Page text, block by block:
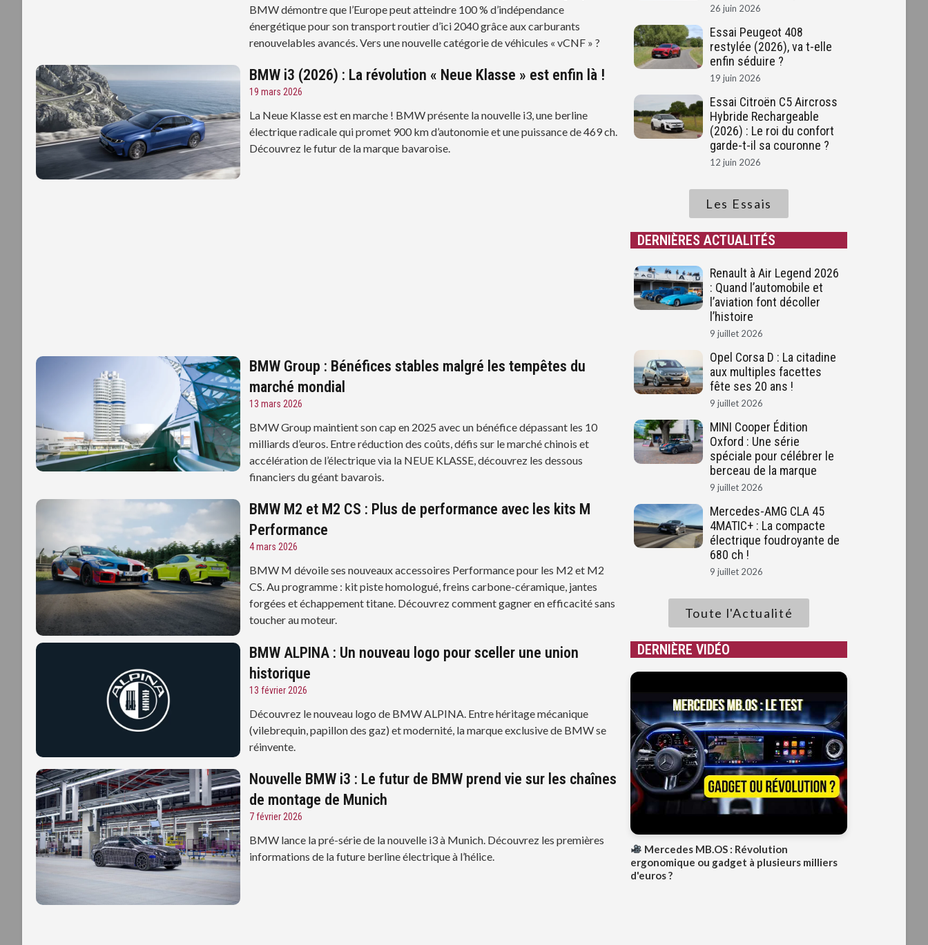
BMW démontre que l’Europe peut atteindre 100 % d’indépendance
énergétique pour son transport routier d’ici 2040 grâce aux carburants
renouvelables avancés. Vers une nouvelle catégorie de véhicules « vCNF » ?
BMW i3 (2026) : La révolution « Neue Klasse » est enfin là !
19 mars 2026
La Neue Klasse est en marche ! BMW présente la nouvelle i3, une berline
électrique radicale qui promet 900 km d’autonomie et une puissance de 469 ch.
Découvrez le futur de la marque bavaroise.
BMW Group : Bénéfices stables malgré les tempêtes du
marché mondial
13 mars 2026
BMW Group maintient son cap en 2025 avec un bénéfice dépassant les 10
milliards d’euros. Entre réduction des coûts, défis sur le marché chinois et
accélération de l’électrique via la NEUE KLASSE, découvrez les dessous
financiers du géant bavarois.
BMW M2 et M2 CS : Plus de performance avec les kits M
Performance
4 mars 2026
BMW M dévoile ses nouveaux accessoires Performance pour les M2 et M2
CS. Au programme : kit piste homologué, freins carbone-céramique, jantes
forgées et échappement titane. Découvrez comment gagner en efficacité sans
toucher au moteur.
BMW ALPINA : Un nouveau logo pour sceller une union
historique
13 février 2026
Découvrez le nouveau logo de BMW ALPINA. Entre héritage mécanique
(vilebrequin, papillon des gaz) et modernité, la marque exclusive de BMW se
réinvente.
Nouvelle BMW i3 : Le futur de BMW prend vie sur les chaînes
de montage de Munich
7 février 2026
BMW lance la pré-série de la nouvelle i3 à Munich. Découvrez les premières
informations de la future berline électrique à l’hélice.
26 juin 2026
Essai Peugeot 408
restylée (2026), va t-elle
enfin séduire ?
19 juin 2026
Essai Citroën C5 Aircross
Hybride Rechargeable
(2026) : Le roi du confort
garde-t-il sa couronne ?
12 juin 2026
Les Essais
DERNIÈRES ACTUALITÉS
Renault à Air Legend 2026
: Quand l’automobile et
l’aviation font décoller
l’histoire
9 juillet 2026
Opel Corsa D : La citadine
aux multiples facettes
fête ses 20 ans !
9 juillet 2026
MINI Cooper Édition
Oxford : Une série
spéciale pour célébrer le
berceau de la marque
9 juillet 2026
Mercedes-AMG CLA 45
4MATIC+ : La compacte
électrique foudroyante de
680 ch !
9 juillet 2026
Toute l'Actualité
DERNIÈRE VIDÉO
Mercedes MB.OS : Révolution
ergonomique ou gadget à plusieurs milliers
d'euros ?